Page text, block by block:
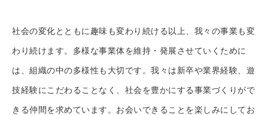
社会の変化とともに趣味も変わり続ける以上、我々の事業も変
わり続けます。多様な事業体を維持・発展させていくために
は、組織の中の多様性も大切です。我々は新卒や業界経験、遊
技経験にこだわることなく、社会を豊かにする事業づくりがで
きる仲間を求めています。お会いできることを楽しみにしてお